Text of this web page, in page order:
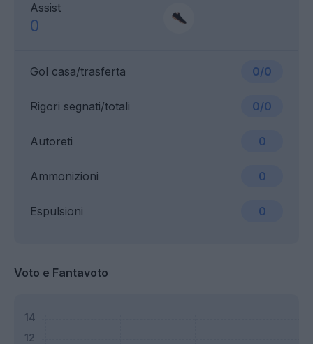
Assist
0
Gol casa/trasferta 0/0
Ammonizioni 0
Rigori segnati/totali 0/0
Espulsioni 0
Autoreti 0
Voto e Fantavoto